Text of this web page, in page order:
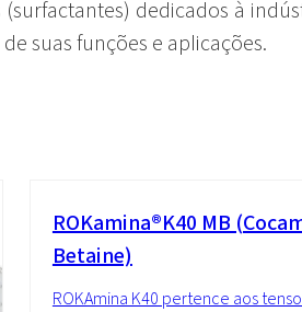
dedicados à
suas funções e aplicações.
ROKamina®K40 MB
Betaine)
ROKAmina K40 pertence aos